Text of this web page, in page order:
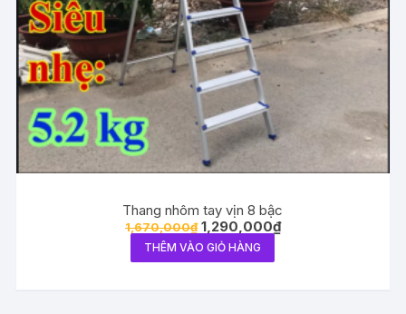
Thang nhôm tay vịn 8 bậc
1,670,000₫ 1,290,000₫
THÊM VÀO GIỎ HÀNG